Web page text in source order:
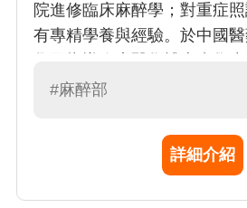
院進修臨床麻醉學；對重症
有專精學養與經驗。於中國
床轉譯醫學研究，對腎臟及
#麻醉部
詳細介紹